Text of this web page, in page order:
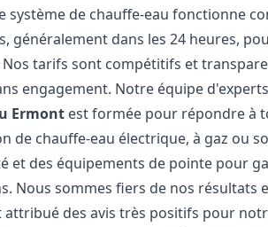
système de chauffe-eau fonctionne
généralement dans les 24 heures,
tarifs sont compétitifs et
engagement. Notre équipe
Ermont est formée pour répondre à
de chauffe-eau électrique, à gaz ou
et des équipements de pointe pour
Nous sommes fiers de nos résultats
des avis très positifs pour